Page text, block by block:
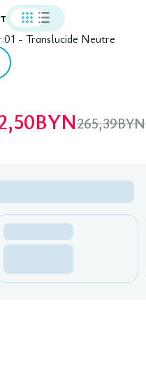
01 - Translucide Neutre
BYN265,39BYN